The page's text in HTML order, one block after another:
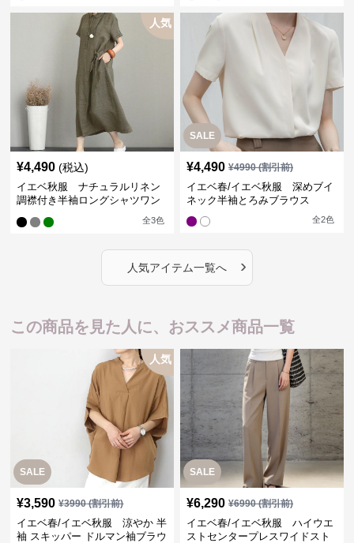
人気
¥4,490 (税込)
イエベ秋服 ナチュラルリネン
調襟付き半袖ロングシャツワン
全3色
SALE
¥4,490 ¥4990(割引前)
イエベ春/イエベ秋服 深めブイ
ネック半袖とろみブラウス
全2色
人気アイテム一覧へ ›
この商品を見た人に、おススメ商品一覧
SALE
人気
¥3,590 ¥3990(割引前)
イエベ春/イエベ秋服 涼やか 半
袖 スキッパー ドルマン袖ブラウ
SALE
¥6,290 ¥6990(割引前)
イエベ春/イエベ秋服 ハイウエ
ストセンタープレスワイドスト